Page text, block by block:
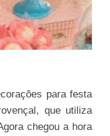
para festa
que utiliza
chegou a hora